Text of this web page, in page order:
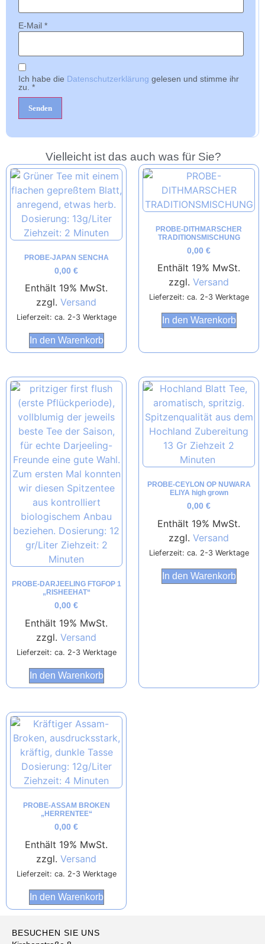
E-Mail *
Ich habe die Datenschutzerklärung gelesen und stimme ihr
zu. *
Vielleicht ist das auch was für Sie?
PROBE-JAPAN SENCHA
0,00 €
Enthält 19% MwSt.
zzgl. Versand
Lieferzeit: ca. 2-3 Werktage
In den Warenkorb
PROBE-DITHMARSCHER
TRADITIONSMISCHUNG
0,00 €
Enthält 19% MwSt.
zzgl. Versand
Lieferzeit: ca. 2-3 Werktage
In den Warenkorb
PROBE-DARJEELING FTGFOP 1
„RISHEEHAT“
0,00 €
Enthält 19% MwSt.
zzgl. Versand
Lieferzeit: ca. 2-3 Werktage
In den Warenkorb
PROBE-CEYLON OP NUWARA
ELIYA high grown
0,00 €
Enthält 19% MwSt.
zzgl. Versand
Lieferzeit: ca. 2-3 Werktage
In den Warenkorb
PROBE-ASSAM BROKEN
„HERRENTEE“
0,00 €
Enthält 19% MwSt.
zzgl. Versand
Lieferzeit: ca. 2-3 Werktage
In den Warenkorb
BESUCHEN SIE UNS